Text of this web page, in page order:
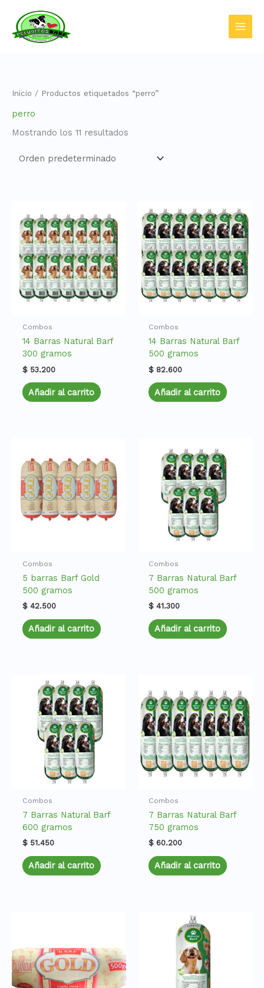
contenido
Inicio / Productos etiquetados “perro”
perro
Mostrando los 11 resultados
Combos
14 Barras Natural Barf
300 gramos
$53.200
Añadir al carrito
Combos
14 Barras Natural Barf
500 gramos
$82.600
Añadir al carrito
Combos
5 barras Barf Gold
500 gramos
$42.500
Añadir al carrito
Combos
7 Barras Natural Barf
500 gramos
$41.300
Añadir al carrito
Combos
7 Barras Natural Barf
600 gramos
$51.450
Añadir al carrito
Combos
7 Barras Natural Barf
750 gramos
$60.200
Añadir al carrito